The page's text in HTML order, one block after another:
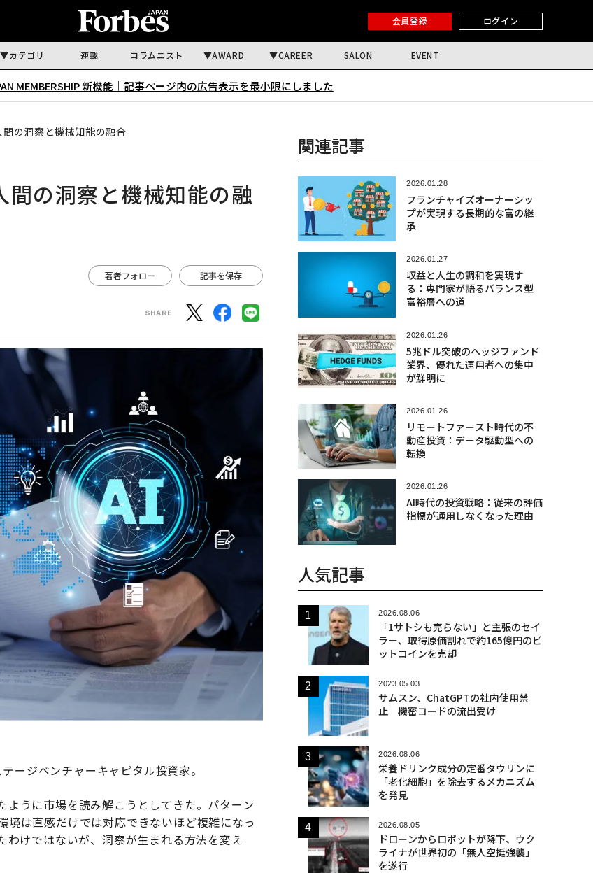
会員登録 ログイン
カテゴリ 連載 コラムニスト AWARD CAREER SALON EVENT
MEMBERSHIP 新機能｜ 記事ページ内の広告表示を最小限にしました
の洞察と機械知能の融合
の洞察と機械知能の融
著者フォロー 記事を保存
ージベンチャーキャピタル投資家。
うに市場を読み解こうとしてきた。パターン
は直感だけでは対応できないほど複雑になっ
けではないが、洞察が生まれる方法を変え
関連記事
2026.01.28
フランチャイズオーナーシッ
プが実現する長期的な富の継
承
2026.01.27
収益と人生の調和を実現す
る：専門家が語るバランス型
富裕層への道
2026.01.26
5兆ドル突破のヘッジファンド
業界、優れた運用者への集中
が鮮明に
2026.01.26
リモートファースト時代の不
動産投資：データ駆動型への
転換
2026.01.26
AI時代の投資戦略：従来の評価
指標が通用しなくなった理由
人気記事
2026.08.06
「1サトシも売らない」と主張のセイ
ラー、取得原価割れで約165億円のビ
ットコインを売却
2023.05.03
サムスン、ChatGPTの社内使用禁
止 機密コードの流出受け
2026.08.06
栄養ドリンク成分の定番タウリンに
「老化細胞」を除去するメカニズム
を発見
2026.08.05
ドローンからロボットが降下、ウク
ライナが世界初の「無人空挺強襲」
を遂行